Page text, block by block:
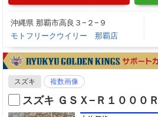
沖縄県 那覇市高良３−２−９
モトフリークウイリー 那覇店
スズキ 複数画像
スズキ ＧＳＸ−Ｒ１０００Ｒ